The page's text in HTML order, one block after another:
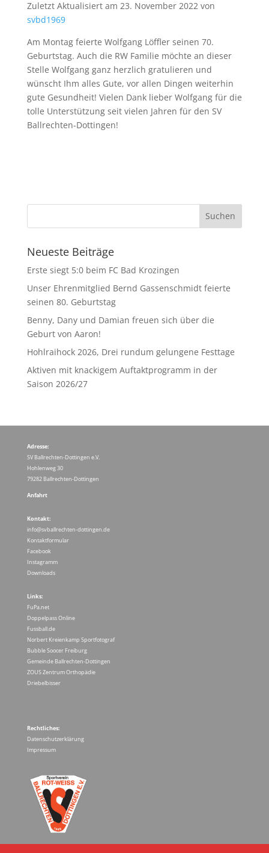
Zuletzt Aktualisiert am 23. November 2022 von
svbd1969
Am Montag feierte Wolfgang Löffler seinen 70.
Geburtstag. Auch die RW Familie möchte an dieser
Stelle Wolfgang ganz herzlich gratulieren und
wünscht Ihm alles Gute, vor allen Dingen weiterhin
gute Gesundheit! Vielen Dank lieber Wolfgang für die
tolle Unterstützung seit vielen Jahren für den SV
Ballrechten-Dottingen!
Neueste Beiträge
Erste siegt 5:0 beim FC Bad Krozingen
Unser Ehrenmitglied Bernd Gassenschmidt feierte
seinen 80. Geburtstag
Benny, Dany und Damian freuen sich über die
Geburt von Aaron!
Hohlraihock 2026, Drei rundum gelungene Festtage
Aktiven mit knackigem Auftaktprogramm in der
Saison 2026/27
Adresse:
SV Ballrechten-Dottingen e.V.
Hohlenweg 30
79282 Ballrechten-Dottingen
Anfahrt
Kontakt:
info@svballrechten-dottingen.de
Kontaktformular
Facebook
Instagramm
Downloads
Links:
FuPa.net
Doppelpass Online
Fussball.de
Norbert Kreienkamp Sportfotograf
Bubble Soocer Freiburg
Gemeinde Ballrechten-Dottingen
ZOUS Zentrum Orthopädie
Driebelbisser
Rechtliches:
Datenschutzerklärung
Impressum